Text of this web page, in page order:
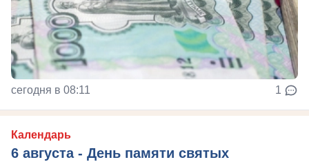
сегодня в 08:11 1
Календарь
6 августа - День памяти святых